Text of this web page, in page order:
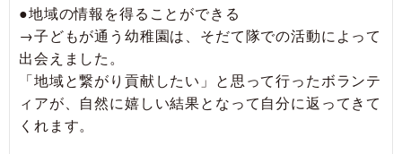
●地域の情報を得ることができる
→子どもが通う幼稚園は、そだて隊での活動によって
出会えました。
「地域と繋がり貢献したい」と思って行ったボランテ
ィアが、自然に嬉しい結果となって自分に返ってきて
くれます。